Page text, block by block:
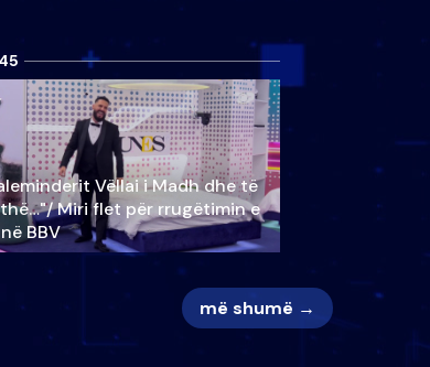
Vëllai i Madh dhe të
Miri flet për rrugëtimin e
BBV
më shumë →